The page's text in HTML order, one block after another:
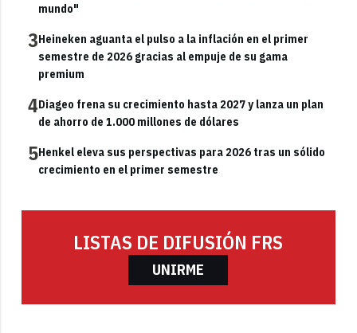
mundo"
3Heineken aguanta el pulso a la inflación en el primer
semestre de 2026 gracias al empuje de su gama
premium
4Diageo frena su crecimiento hasta 2027 y lanza un plan
de ahorro de 1.000 millones de dólares
5Henkel eleva sus perspectivas para 2026 tras un sólido
crecimiento en el primer semestre
LISTAS DE DIFUSIÓN FRS
UNIRME